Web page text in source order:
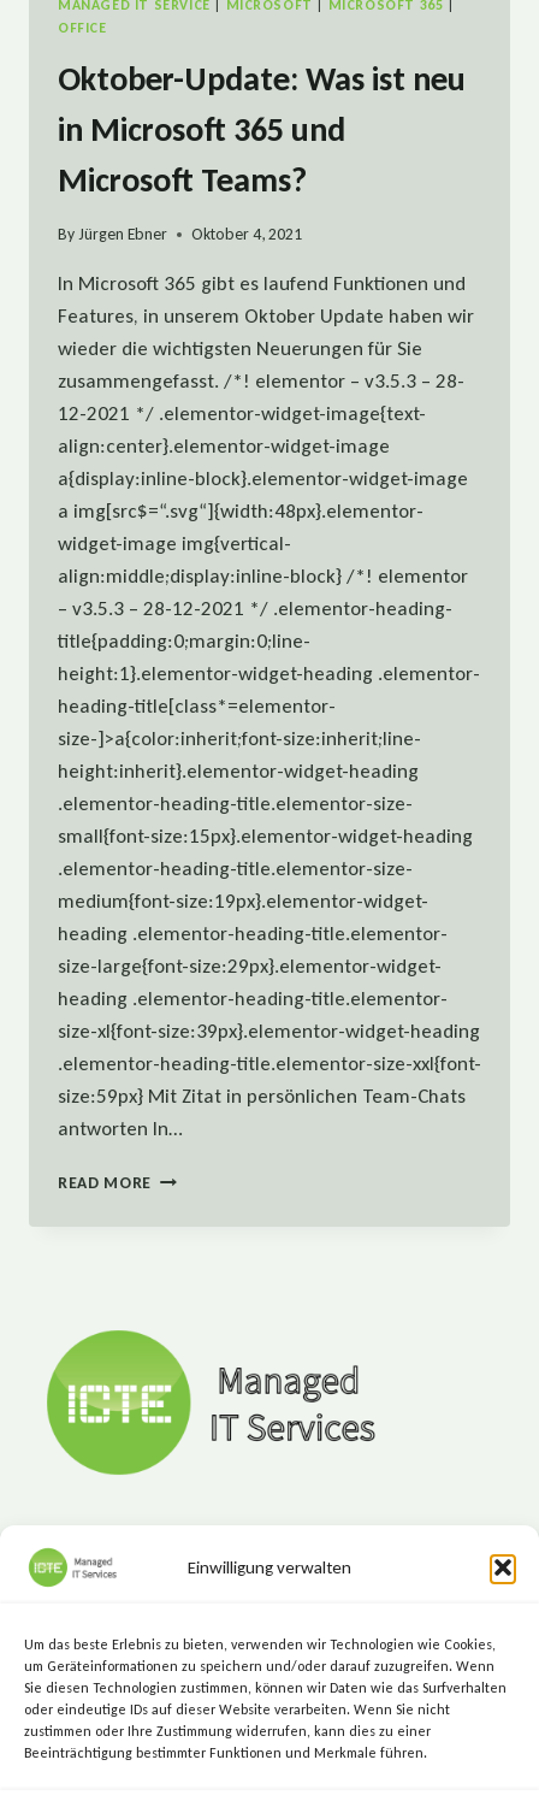
Einwilligung verwalten
Um das beste Erlebnis zu bieten, verwenden wir Technologien wie Cookies,
um Geräteinformationen zu speichern und/oder darauf zuzugreifen. Wenn
Sie diesen Technologien zustimmen, können wir Daten wie das Surfverhalten
oder eindeutige IDs auf dieser Website verarbeiten. Wenn Sie nicht
zustimmen oder Ihre Zustimmung widerrufen, kann dies zu einer
Beeinträchtigung bestimmter Funktionen und Merkmale führen.
MANAGED IT SERVICE | MICROSOFT | MICROSOFT 365 |
OFFICE
Oktober-Update: Was ist neu
in Microsoft 365 und
Microsoft Teams?
ByJürgen Ebner Oktober 4, 2021
In Microsoft 365 gibt es laufend Funktionen und
Features, in unserem Oktober Update haben wir
wieder die wichtigsten Neuerungen für Sie
zusammengefasst. /*! elementor – v3.5.3 – 28-
12-2021 */ .elementor-widget-image{text-
align:center}.elementor-widget-image
a{display:inline-block}.elementor-widget-image
a img[src$=“.svg“]{width:48px}.elementor-
widget-image img{vertical-
align:middle;display:inline-block} /*! elementor
– v3.5.3 – 28-12-2021 */ .elementor-heading-
title{padding:0;margin:0;line-
height:1}.elementor-widget-heading .elementor-
heading-title[class*=elementor-
size-]>a{color:inherit;font-size:inherit;line-
height:inherit}.elementor-widget-heading
.elementor-heading-title.elementor-size-
small{font-size:15px}.elementor-widget-heading
.elementor-heading-title.elementor-size-
medium{font-size:19px}.elementor-widget-
heading .elementor-heading-title.elementor-
size-large{font-size:29px}.elementor-widget-
heading .elementor-heading-title.elementor-
size-xl{font-size:39px}.elementor-widget-heading
.elementor-heading-title.elementor-size-xxl{font-
size:59px} Mit Zitat in persönlichen Team-Chats
antworten In…
READ MORE OKTOBER-
365
UND
MICROSOFT
TEAMS?
Marktgasse 7, 8720 Knittelfeld
+43 (3512) 209 00
info@icte.biz